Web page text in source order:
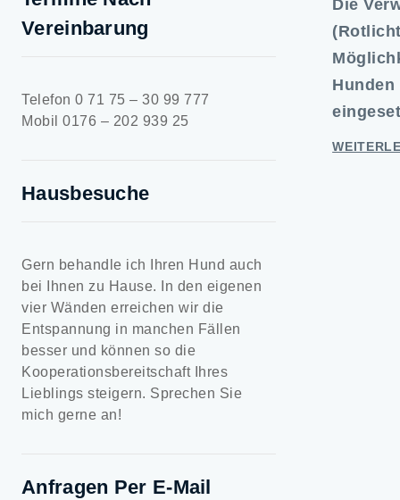
Die
Vereinbarung
Telefon 0 71 75 – 30 99 777
Mobil 0176 – 202 939 25
Hausbesuche
Gern behandle ich Ihren Hund auch
bei Ihnen zu Hause. In den eigenen
vier Wänden erreichen wir die
Entspannung in manchen Fällen
besser und können so die
Kooperationsbereitschaft Ihres
Lieblings steigern. Sprechen Sie
mich gerne an!
Anfragen Per E-Mail